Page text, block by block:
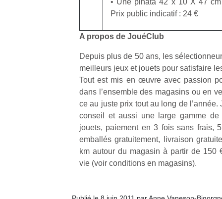
• Une pinata 42 x 10 X 47
Prix public indicatif : 24 €
A propos de JouéClub
Depuis plus de 50 ans, les
meilleurs jeux et jouets pour satisfaire
Tout est mis en œuvre avec passion
dans l’ensemble des magasins ou en
ce au juste prix tout au long de
conseil et aussi une large gamme de
jouets, paiement en 3 fois sans frais,
emballés gratuitement, livraison
km autour du magasin à partir de 150
vie (voir conditions en magasins).